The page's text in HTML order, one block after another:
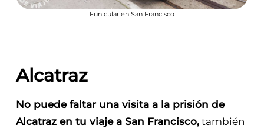
Funicular en San Francisco
Alcatraz
No puede faltar una visita a la prisión de
Alcatraz en tu viaje a San Francisco,también